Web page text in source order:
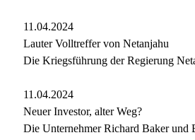
11.04.2024
Lauter Volltreffer von Netanjahu
Die Kriegsführung der Regierung
11.04.2024
Neuer Investor, alter Weg?
Die Unternehmer Richard Baker und